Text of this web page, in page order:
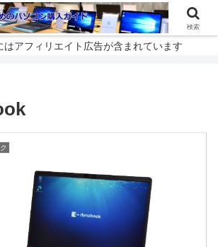
アフィリエイト広告が含まれています
検索